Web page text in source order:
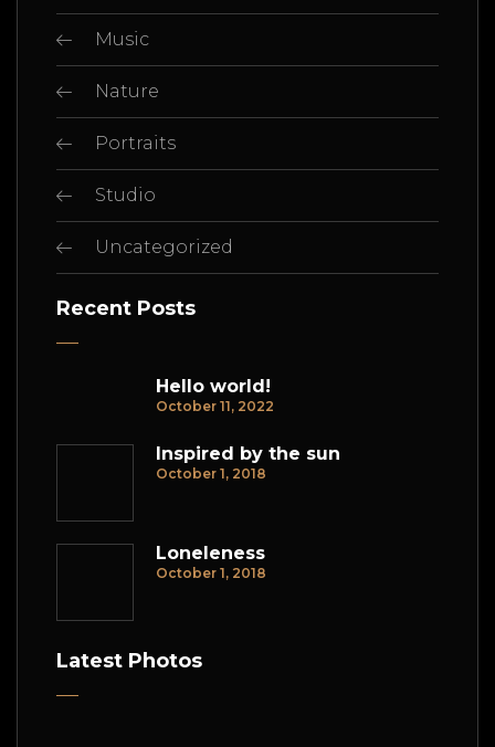
Music
Nature
Portraits
Studio
Uncategorized
Recent Posts
Hello world!
October 11, 2022
Inspired by the sun
October 1, 2018
Loneleness
October 1, 2018
Latest Photos